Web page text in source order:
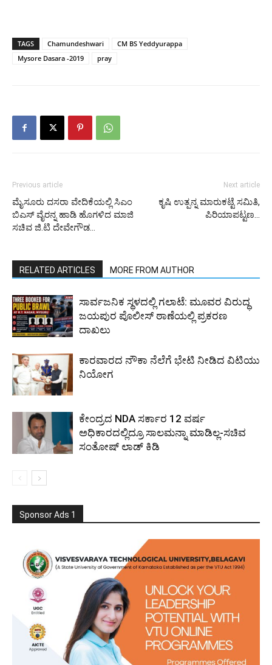
TAGS Chamundeshwari
CM BS Yeddyurappa
Mysore Dasara -2019
pray
Previous article
ಮೈಸೂರು ದಸರಾ ವೇದಿಕೆಯಲ್ಲಿ ಸಿಎಂ
ಬಿಎಸ್ ವೈರನ್ನ ಹಾಡಿ ಹೊಗಳಿದ ಮಾಜಿ
ಸಚಿವ ಜಿ.ಟಿ ದೇವೇಗೌಡ…
Next article
ಕೃಷಿ ಉತ್ಪನ್ನ ಮಾರುಕಟ್ಟೆ ಸಮಿತಿ,
ಪಿರಿಯಾಪಟ್ಟಣ…
RELATED ARTICLES MORE FROM AUTHOR
ಸಾರ್ವಜನಿಕ ಸ್ಥಳದಲ್ಲಿ ಗಲಾಟೆ: ಮೂವರ ವಿರುದ್ಧ
ಜಯಪುರ ಪೊಲೀಸ್ ಠಾಣೆಯಲ್ಲಿ ಪ್ರಕರಣ
ದಾಖಲು
ಕಾರವಾರದ ನೌಕಾ ನೆಲೆಗೆ ಭೇಟಿ ನೀಡಿದ ವಿಟಿಯು
ನಿಯೋಗ
ಕೇಂದ್ರದ NDA ಸರ್ಕಾರ 12 ವರ್ಷ
ಅಧಿಕಾರದಲ್ಲಿದ್ರೂ ಸಾಲಮನ್ನಾ ಮಾಡಿಲ್ಲ-ಸಚಿವ
ಸಂತೋಷ್ ಲಾಡ್ ಕಿಡಿ
Sponsor Ads 1